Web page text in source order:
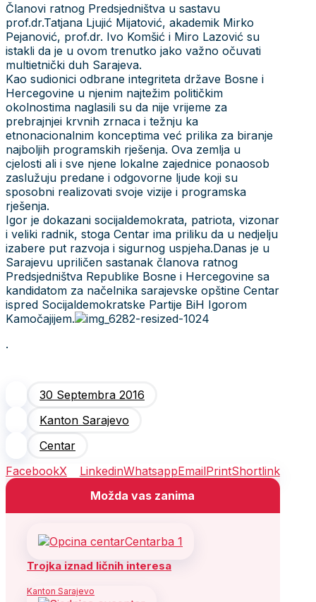
Članovi ratnog Predsjedništva u sastavu
prof.dr.Tatjana Ljujić Mijatović, akademik Mirko
Pejanović, prof.dr. Ivo Komšić i Miro Lazović su
istakli da je u ovom trenutko jako važno očuvati
multietnički duh Sarajeva.
Kao sudionici odbrane integriteta države Bosne i
Hercegovine u njenim najtežim političkim
okolnostima naglasili su da nije vrijeme za
prebrajnjei krvnih zrnaca i težnju ka
etnonacionalnim konceptima već prilika za biranje
najboljih programskih rješenja. Ova zemlja u
cjelosti ali i sve njene lokalne zajednice ponaosob
zaslužuju predane i odgovorne ljude koji su
sposobni realizovati svoje vizije i programska
rješenja.
Igor je dokazani socijaldemokrata, patriota, vizonar
i veliki radnik, stoga Centar ima priliku da u nedjelju
izabere put razvoja i sigurnog uspjeha.Danas je u
Sarajevu upriličen sastanak članova ratnog
Predsjedništva Republike Bosne i Hercegovine sa
kandidatom za načelnika sarajevske opštine Centar
ispred Socijaldemokratske Partije BiH Igorom
Kamočajijem.
.
30 Septembra 2016
Kanton Sarajevo
Centar
FacebookX LinkedinWhatsappEmailPrintShortlink
Možda vas zanima
Trojka iznad ličnih interesa
Kanton Sarajevo